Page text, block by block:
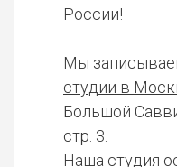
России!
Мы
студии в
Большой
стр. 3.
Наша студия